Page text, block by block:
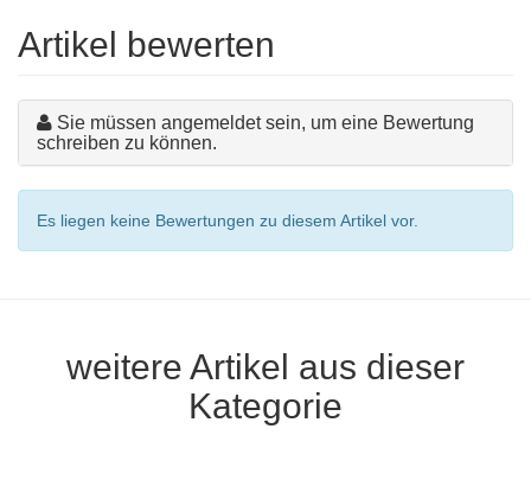
Artikel bewerten
Sie müssen angemeldet sein, um eine Bewertung
schreiben zu können.
Es liegen keine Bewertungen zu diesem Artikel vor.
weitere Artikel aus dieser
Kategorie